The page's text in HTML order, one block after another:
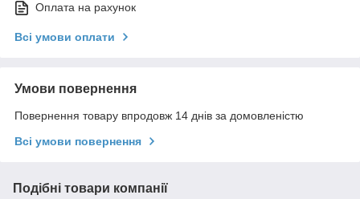
Оплата на рахунок
Всі умови оплати
Умови повернення
Повернення товару впродовж 14 днів за домовленістю
Всі умови повернення
Подібні товари компанії